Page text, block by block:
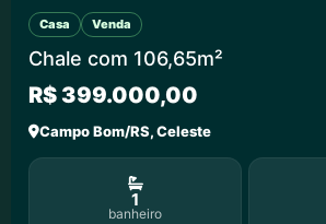
Casa Venda
Chale com 106,65m²
R$ 399.000,00
Campo Bom/RS, Celeste
1
banheiro